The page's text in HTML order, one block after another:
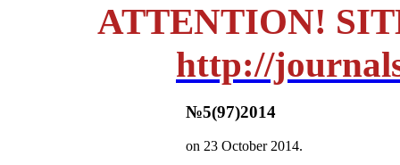
ATTENTION!
http://
№5(97)2014
on 23 October 2014.